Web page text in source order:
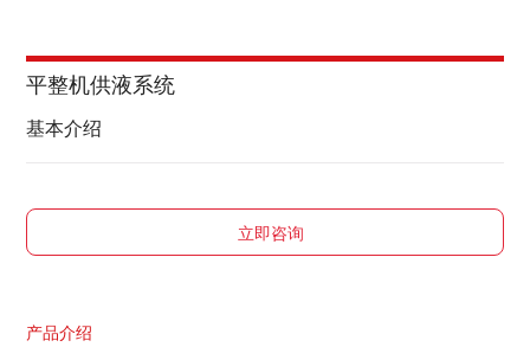
平整机供液系统
基本介绍
立即咨询
产品介绍